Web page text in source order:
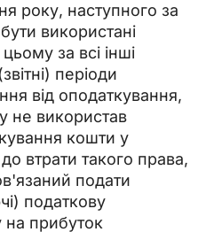
року, наступного за
використані
за всі інші
періоди
від оподаткування,
не використав
кошти у
втрати такого права,
подати
податкову
на прибуток